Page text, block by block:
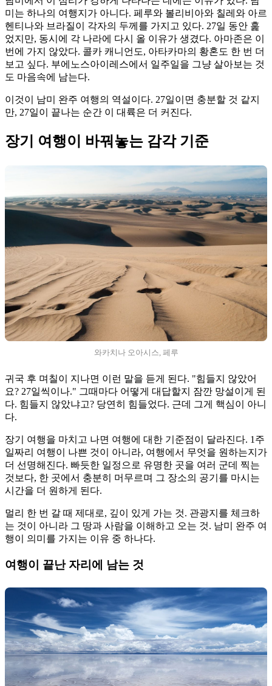
미는 하나의 여행지가 아니다. 페루와 볼리비아와 칠레와 아르
헨티나와 브라질이 각자의 두께를 가지고 있다. 27일 동안 훑
었지만, 동시에 각 나라에 다시 올 이유가 생겼다. 아마존은 이
번에 가지 않았다. 콜카 캐니언도, 아타카마의 황혼도 한 번 더
보고 싶다. 부에노스아이레스에서 일주일을 그냥 살아보는 것
도 마음속에 남는다.
이것이 남미 완주 여행의 역설이다. 27일이면 충분할 것 같지
만, 27일이 끝나는 순간 이 대륙은 더 커진다.
장기 여행이 바꿔놓는 감각 기준
와카치나 오아시스, 페루
귀국 후 며칠이 지나면 이런 말을 듣게 된다. "힘들지 않았어
요? 27일씩이나." 그때마다 어떻게 대답할지 잠깐 망설이게 된
다. 힘들지 않았냐고? 당연히 힘들었다. 근데 그게 핵심이 아니
다.
장기 여행을 마치고 나면 여행에 대한 기준점이 달라진다. 1주
일짜리 여행이 나쁜 것이 아니라, 여행에서 무엇을 원하는지가
더 선명해진다. 빠듯한 일정으로 유명한 곳을 여러 군데 찍는
것보다, 한 곳에서 충분히 머무르며 그 장소의 공기를 마시는
시간을 더 원하게 된다.
멀리 한 번 갈 때 제대로, 깊이 있게 가는 것. 관광지를 체크하
는 것이 아니라 그 땅과 사람을 이해하고 오는 것. 남미 완주 여
행이 의미를 가지는 이유 중 하나다.
여행이 끝난 자리에 남는 것